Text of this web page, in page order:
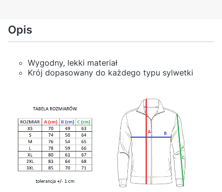
Opis
Wygodny, lekki materiał
Krój dopasowany do każdego typu sylwetki